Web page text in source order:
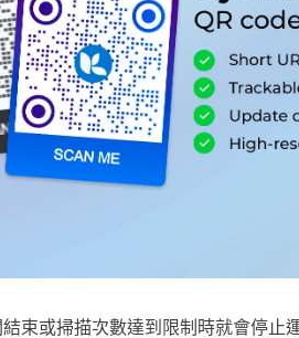
束或掃描次數達到限制時就會停止